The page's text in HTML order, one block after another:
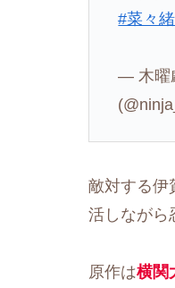
#菜々緒
— 木曜
敵対する伊
活しながら
原作は横関